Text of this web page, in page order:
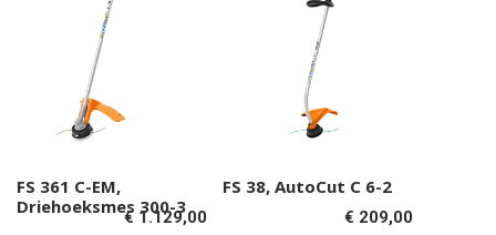
Toevoegen aan
winkelwagen
FS 361 C-EM,
Driehoeksmes 300-3
€1.129,00
Toevoegen aan
winkelwagen
FS 38, AutoCut C 6-2
€ 209,00